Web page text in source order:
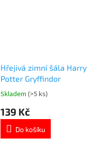
Hřejivá zimní šála Harry
Potter Gryffindor
Průměrné
produktu
5,0
Skladem (>5 ks)
139 Kč
Do košíku